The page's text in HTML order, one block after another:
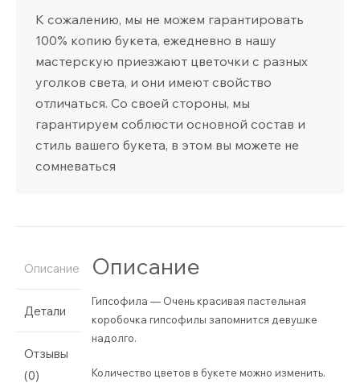
К сожалению, мы не можем гарантировать
100% копию букета, ежедневно в нашу
мастерскую приезжают цветочки с разных
уголков света, и они имеют свойство
отличаться. Со своей стороны, мы
гарантируем соблюсти основной состав и
стиль вашего букета, в этом вы можете не
сомневаться
Описание
Детали
Отзывы
(0)
Описание
Гипсофила — Очень красивая пастельная
коробочка гипсофилы запомнится девушке
надолго.
Количество цветов в букете можно изменить.